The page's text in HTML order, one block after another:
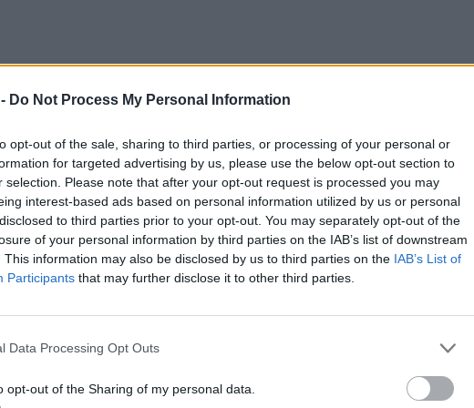
Do Not Process My Personal Information
opt-out of the sale, sharing to third parties, or processing of your personal or
for targeted advertising by us, please use the below opt-out section to
selection. Please note that after your opt-out request is processed you may
interest-based ads based on personal information utilized by us or personal
to third parties prior to your opt-out. You may separately opt-out of the
of your personal information by third parties on the IAB’s list of downstream
This information may also be disclosed by us to third parties on the IAB’s List of
Participants that may further disclose it to other third parties.
Data Processing Opt Outs
opt-out of the Sharing of my personal data.
z którego wynika, że w polskich miastach powyżej 100 tys.
czystego transportu – lub jej brak.
jest obniżenie limitów NO2.
że obejmował 91 pytań, a żeby go zdać, trzeba było uzyskać 86
podniesiono dolny limit na 88 punktów, odsiewając większość tych, którzy
tylko ci naprawdę najlepsi.